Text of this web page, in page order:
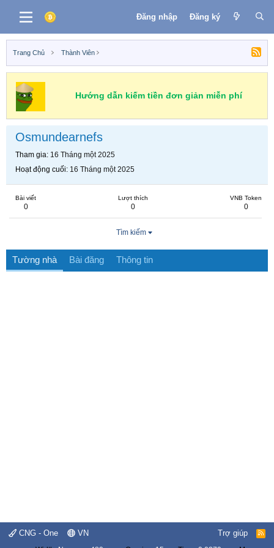
Đăng nhập Đăng ký
Trang Chủ Thành Viên
Hướng dẫn kiếm tiền đơn giản miễn phí
Osmundearnefs
Tham gia 16 Tháng một 2025
Hoạt động cuối 16 Tháng một 2025
Bài viết
0
Lượt thích
0
VNB Token
0
Tìm kiếm
Tường nhà Bài đăng Thông tin
CNG - One VN Trợ giúp
R